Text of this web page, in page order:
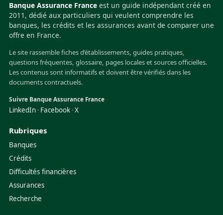
Banque Assurance France est un guide indépendant créé en
2011, dédié aux particuliers qui veulent comprendre les
banques, les crédits et les assurances avant de comparer une
offre en France.
Le site rassemble fiches d’établissements, guides pratiques,
questions fréquentes, glossaire, pages locales et sources officielles.
Les contenus sont informatifs et doivent être vérifiés dans les
documents contractuels.
Suivre Banque Assurance France
LinkedIn · Facebook ·X
Rubriques
Banques
Crédits
Difficultés financières
Assurances
Recherche